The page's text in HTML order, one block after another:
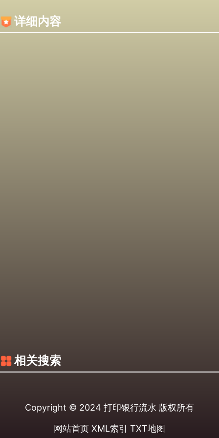
详细内容
相关搜索
Copyright © 2024 打印银行流水 版权所有
网站首页 XML索引 TXT地图